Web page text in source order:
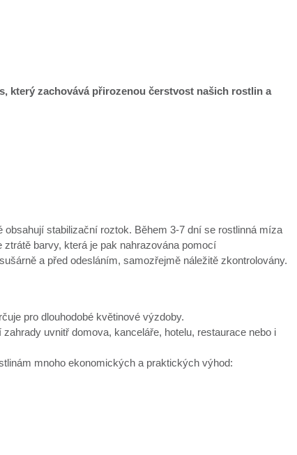
který zachovává přirozenou čerstvost našich rostlin a
stabilizační roztok. Během 3-7 dní se rostlinná míza
barvy, která je pak nahrazována pomocí
a před odesláním, samozřejmě náležitě zkontrolovány.
pro dlouhodobé květinové výzdoby.
uvnitř domova, kanceláře, hotelu, restaurace nebo i
mnoho ekonomických a praktických výhod: